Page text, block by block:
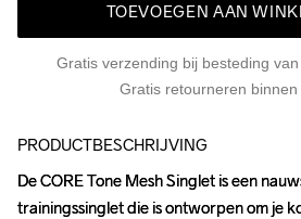
TOEVOEGEN AAN
Gratis verzending bij besteding
Gratis retourneren
PRODUCTBESCHRIJVING
De CORE Tone Mesh Singlet is een
trainingssinglet die is ontworpen om je
De CORE Tone Mesh Singlet is een
trainingssinglet die is ontworpen om je